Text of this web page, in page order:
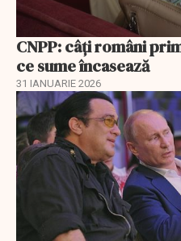
CNPP: câți români
ce sume încasează
31 IANUARIE 2026